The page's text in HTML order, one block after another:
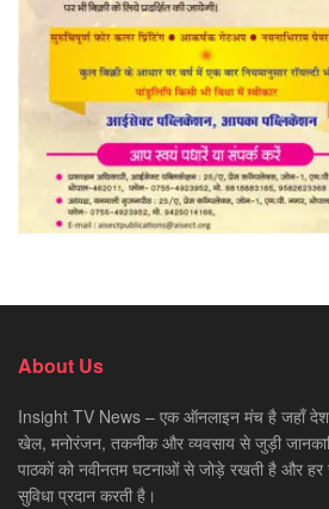
About Us
Insight TV News – एक ऑनलाइन मंच है जहाँ देश-
खेल, मनोरंजन, तकनीक और व्यवसाय से जुड़ी
पाठकों को नवीनतम घटनाओं से जोड़े रखती है और
सुविधा प्रदान करती है।